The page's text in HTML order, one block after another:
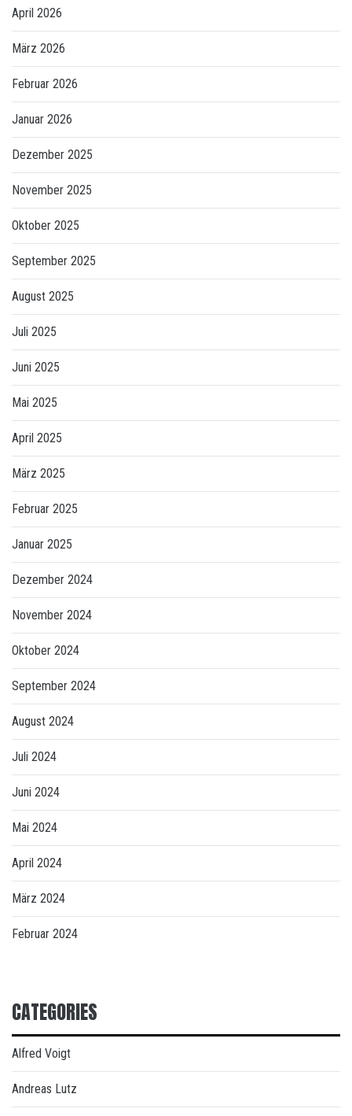
April 2026
März 2026
Februar 2026
Januar 2026
Dezember 2025
November 2025
Oktober 2025
September 2025
August 2025
Juli 2025
Juni 2025
Mai 2025
April 2025
März 2025
Februar 2025
Januar 2025
Dezember 2024
November 2024
Oktober 2024
September 2024
August 2024
Juli 2024
Juni 2024
Mai 2024
April 2024
März 2024
Februar 2024
CATEGORIES
Alfred Voigt
Andreas Lutz